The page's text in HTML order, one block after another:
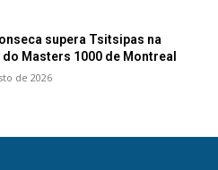
supera Tsitsipas na
Masters 1000 de Montreal
de 2026